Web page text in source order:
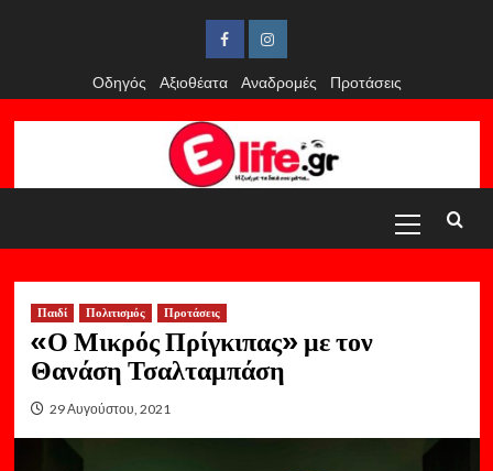
FacebookInstagram
Οδηγός
Αξιοθέατα Αναδρομές Προτάσεις
Menu
Παιδί Πολιτισμός Προτάσεις
«Ο Μικρός Πρίγκιπας» με τον
Θανάση Τσαλταμπάση
29 Αυγούστου, 2021